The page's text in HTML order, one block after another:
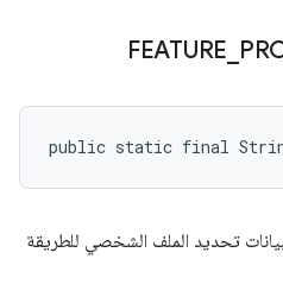
FEATURE
public static final String
تحديد الملف الشخصي للطريقة